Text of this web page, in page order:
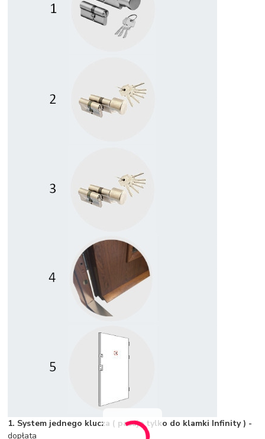
1. System jednego klucza ( pasuje tylko do klamki Infinity ) -
dopłata